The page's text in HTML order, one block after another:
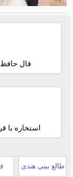
فال حافظ
استخاره با
طالع بینی هندی